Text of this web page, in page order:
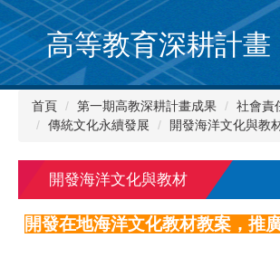
跳
到
主
要
內
高等教育深耕計畫
首頁 第一期高教深耕計畫成果 社會責
傳統文化永續發展
開發海洋文化與教
開發海洋文化與教材
開發在地海洋文化教材教案，推